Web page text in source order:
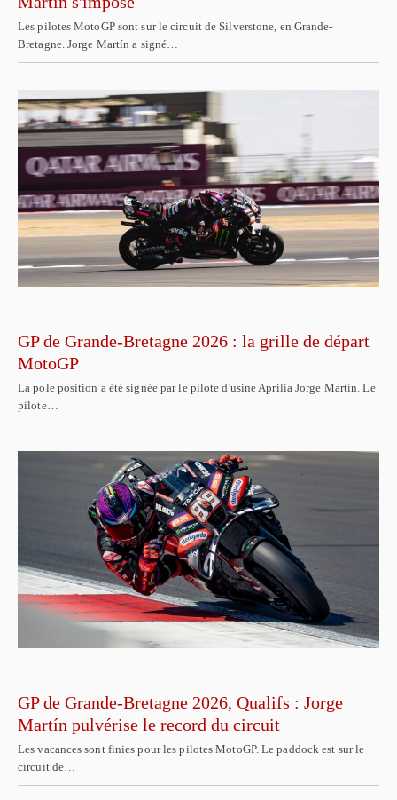
Les pilotes MotoGP sont sur le circuit de Silverstone, en Grande-
Bretagne. Jorge Martín a signé…
GP de Grande-Bretagne 2026 : la grille de départ
MotoGP
La pole position a été signée par le pilote d'usine Aprilia Jorge Martín. Le
pilote…
GP de Grande-Bretagne 2026, Qualifs : Jorge
Martín pulvérise le record du circuit
Les vacances sont finies pour les pilotes MotoGP. Le paddock est sur le
circuit de…